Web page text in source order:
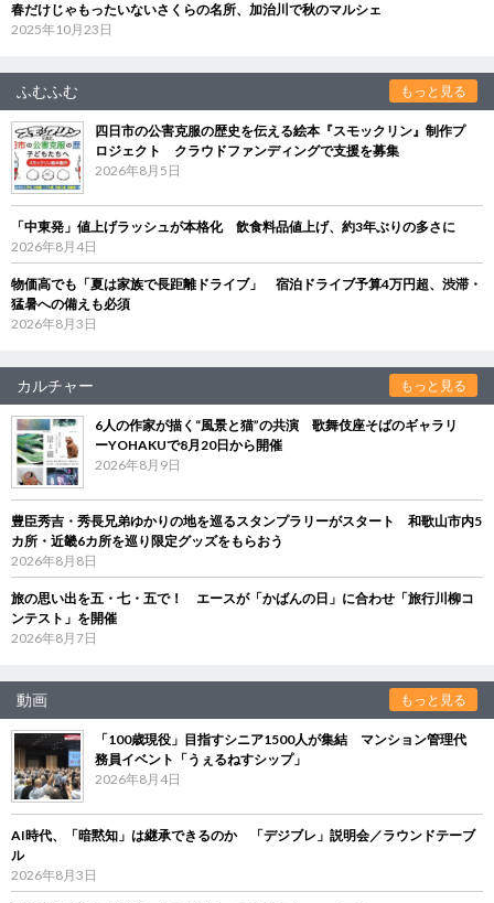
春だけじゃもったいないさくらの名所、加治川で秋のマルシェ
2025年10月23日
ふむふむ もっと見る
四日市の公害克服の歴史を伝える絵本『スモックリン』制作プ
ロジェクト クラウドファンディングで支援を募集
2026年8月5日
「中東発」値上げラッシュが本格化 飲食料品値上げ、約3年ぶりの多さに
2026年8月4日
物価高でも「夏は家族で長距離ドライブ」 宿泊ドライブ予算4万円超、渋滞・
猛暑への備えも必須
2026年8月3日
カルチャー もっと見る
6人の作家が描く“風景と猫”の共演 歌舞伎座そばのギャラリ
ーYOHAKUで8月20日から開催
2026年8月9日
豊臣秀吉・秀長兄弟ゆかりの地を巡るスタンプラリーがスタート 和歌山市内5
カ所・近畿6カ所を巡り限定グッズをもらおう
2026年8月8日
旅の思い出を五・七・五で！ エースが「かばんの日」に合わせ「旅行川柳コ
ンテスト」を開催
2026年8月7日
動画 もっと見る
「100歳現役」目指すシニア1500人が集結 マンション管理代
務員イベント「うぇるねすシップ」
2026年8月4日
AI時代、「暗黙知」は継承できるのか 「デジブレ」説明会／ラウンドテーブ
ル
2026年8月3日